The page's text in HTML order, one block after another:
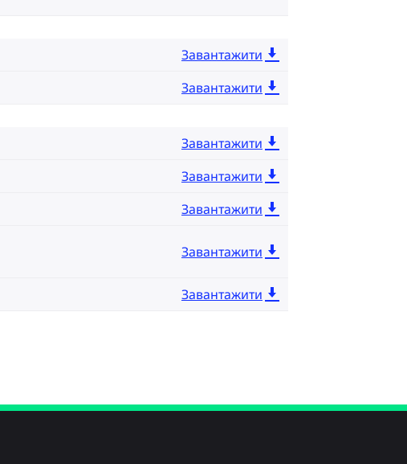
Завантажити
Завантажити
Завантажити
Завантажити
Завантажити
Завантажити
Завантажити